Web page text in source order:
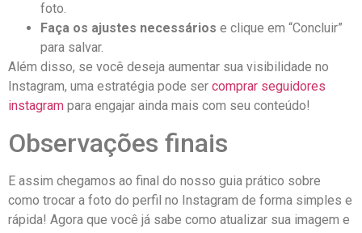
foto.
Faça os​ ajustes necessários e clique ‌em “Concluir”
para salvar.
Além disso, se você deseja aumentar sua visibilidade no
Instagram, uma ⁢estratégia pode ser⁤ comprar ⁢seguidores
instagram para ⁢engajar ainda ‍mais com seu conteúdo!
Observações finais
E assim chegamos ao final⁢ do nosso guia prático sobre
como trocar a​ foto⁢ do⁤ perfil⁣ no Instagram de forma simples e
rápida! Agora que você‌ já sabe como‌ atualizar sua imagem​ e